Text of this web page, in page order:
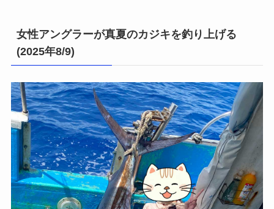
女性アングラーが真夏のカジキを釣り上げる
(2025年8/9)